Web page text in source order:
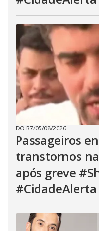
DO R7/05/08/2026
Passageiros
transtornos
após greve
#CidadeAlerta